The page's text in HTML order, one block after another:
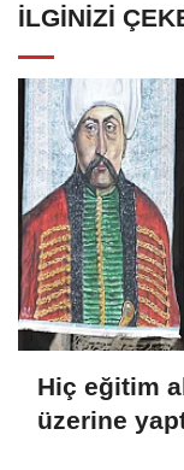
İLGINIZI
Hiç eğitim
üzerine